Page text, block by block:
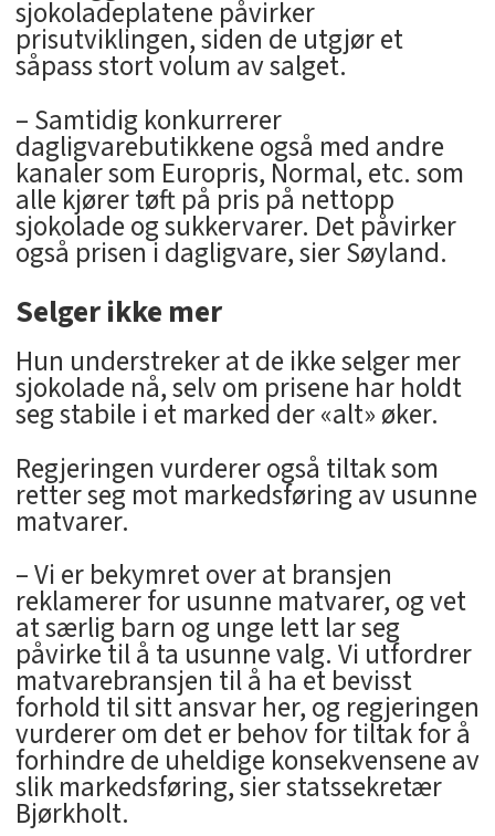
sjokoladeplatene påvirker
prisutviklingen, siden de utgjør et
såpass stort volum av salget.
– Samtidig konkurrerer
dagligvarebutikkene også med andre
kanaler som Europris, Normal, etc. som
alle kjører tøft på pris på nettopp
sjokolade og sukkervarer. Det påvirker
også prisen i dagligvare, sier Søyland.
Selger ikke mer
Hun understreker at de ikke selger mer
sjokolade nå, selv om prisene har holdt
seg stabile i et marked der «alt» øker.
Regjeringen vurderer også tiltak som
retter seg mot markedsføring av usunne
matvarer.
– Vi er bekymret over at bransjen
reklamerer for usunne matvarer, og vet
at særlig barn og unge lett lar seg
påvirke til å ta usunne valg. Vi utfordrer
matvarebransjen til å ha et bevisst
forhold til sitt ansvar her, og regjeringen
vurderer om det er behov for tiltak for å
forhindre de uheldige konsekvensene av
slik markedsføring, sier statssekretær
Bjørkholt.